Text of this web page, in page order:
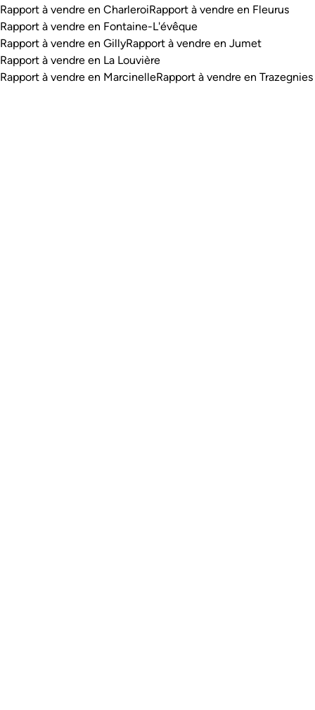
Rapport à vendre en CharleroiRapport à vendre en Fleurus
Rapport à vendre en Fontaine-L'évêque
Rapport à vendre en GillyRapport à vendre en Jumet
Rapport à vendre en La Louvière
Rapport à vendre en MarcinelleRapport à vendre en Trazegnies